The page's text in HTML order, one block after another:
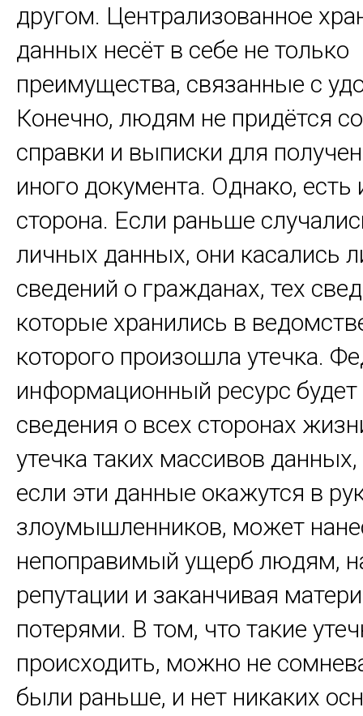
другом. Централизованное
данных несёт в себе не только
преимущества, связанные с
Конечно, людям не придётся
справки и выписки для
иного документа. Однако, есть
сторона. Если раньше
личных данных, они касались
сведений о гражданах, тех
которые хранились в
которого произошла утечка.
информационный ресурс
сведения о всех сторонах
утечка таких массивов
если эти данные окажутся в
злоумышленников, может
непоправимый ущерб людям,
репутации и заканчивая
потерями. В том, что такие
происходить, можно не
были раньше, и нет никаких